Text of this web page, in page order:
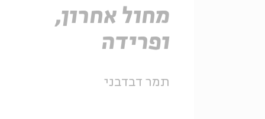
מחול אחרון,
ופרידה
תמר דבדבני